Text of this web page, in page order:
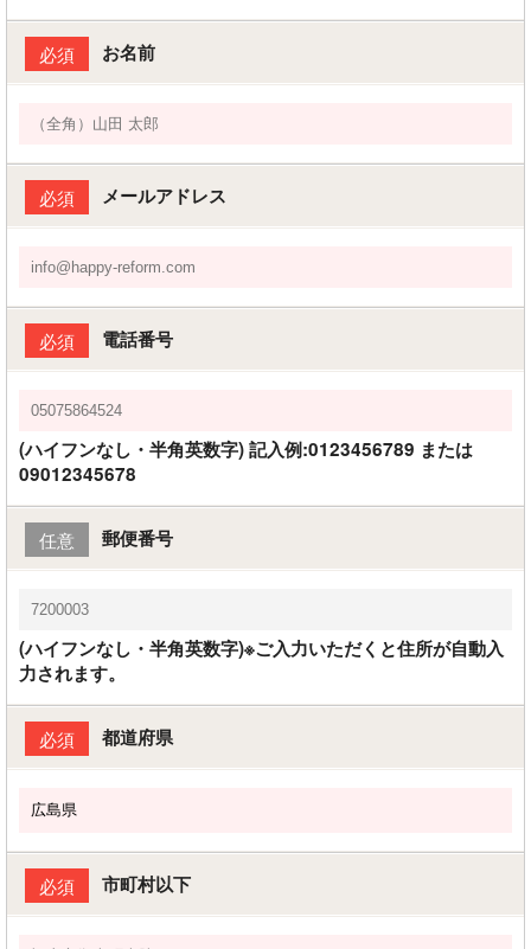
必須 お名前
必須 メールアドレス
必須 電話番号
(ハイフンなし・半角英数字) 記入例:0123456789 または
09012345678
任意 郵便番号
(ハイフンなし・半角英数字)※ご入力いただくと住所が自動入
力されます。
必須 都道府県
必須 市町村以下